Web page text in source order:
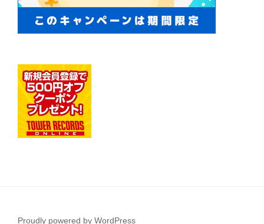
Proudly powered by WordPress